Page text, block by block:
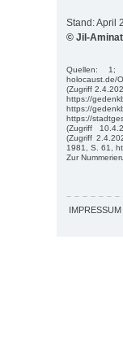
Stand: April
© Jil-
Quellen: 1;
holocaust.de/
(Zugriff
https://
https://
https://
(Zugriff
(Zugriff
1981, S. 61,
Zur